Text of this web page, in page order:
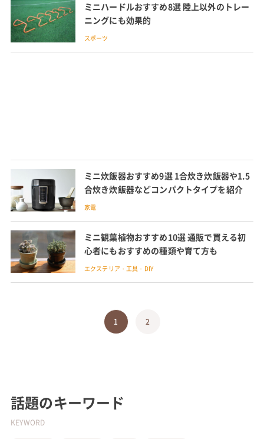
ミニハードルおすすめ8選 陸上以外のトレー
ニングにも効果的
スポーツ
ミニ炊飯器おすすめ9選 1合炊き炊飯器や1.5
合炊き炊飯器などコンパクトタイプを紹介
家電
ミニ観葉植物おすすめ10選 通販で買える初
心者にもおすすめの種類や育て方も
エクステリア・工具・DIY
1 2
話題のキーワード
KEYWORD